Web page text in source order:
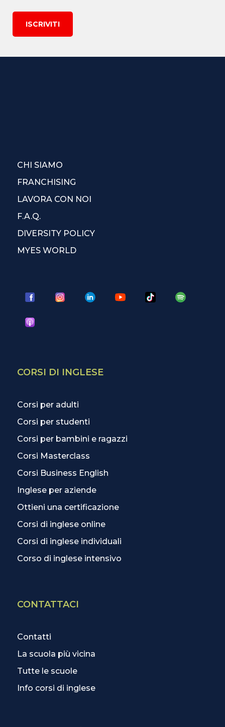
ISCRIVITI
CHI SIAMO
FRANCHISING
LAVORA CON NOI
F.A.Q.
DIVERSITY POLICY
MYES WORLD
CORSI DI INGLESE
Corsi per adulti
Corsi per studenti
Corsi per bambini e ragazzi
Corsi Masterclass
Corsi Business English
Inglese per aziende
Ottieni una certificazione
Corsi di inglese online
Corsi di inglese individuali
Corso di inglese intensivo
CONTATTACI
Contatti
La scuola più vicina
Tutte le scuole
Info corsi di inglese